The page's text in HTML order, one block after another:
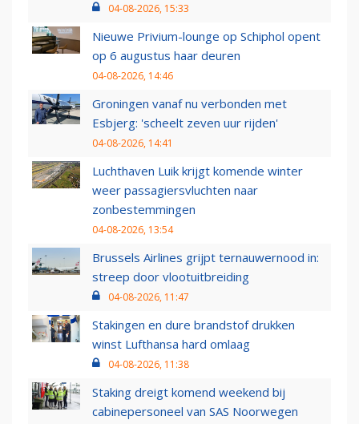
04-08-2026, 15:33
Nieuwe Privium-lounge op Schiphol opent
op 6 augustus haar deuren
04-08-2026, 14:46
Groningen vanaf nu verbonden met
Esbjerg: 'scheelt zeven uur rijden'
04-08-2026, 14:41
Luchthaven Luik krijgt komende winter
weer passagiersvluchten naar
zonbestemmingen
04-08-2026, 13:54
Brussels Airlines grijpt ternauwernood in:
streep door vlootuitbreiding
04-08-2026, 11:47
Stakingen en dure brandstof drukken
winst Lufthansa hard omlaag
04-08-2026, 11:38
Staking dreigt komend weekend bij
cabinepersoneel van SAS Noorwegen